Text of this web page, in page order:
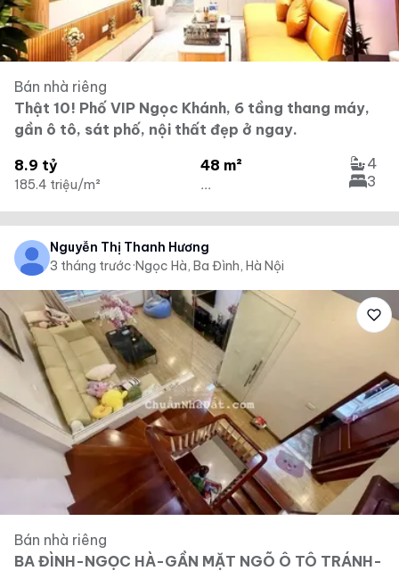
Bán nhà riêng
Thật 10! Phố VIP Ngọc Khánh, 6 tầng thang máy,
gần ô tô, sát phố, nội thất đẹp ở ngay.
8.9 tỷ
185.4 triệu/m²
48 m²
...
4
3
Nguyễn Thị Thanh Hương
3 tháng trước·Ngọc Hà, Ba Đình, Hà Nội
Bán nhà riêng
BA ĐÌNH-NGỌC HÀ-GẦN MẶT NGÕ Ô TÔ TRÁNH-